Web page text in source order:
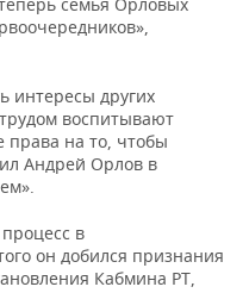
семья Орловых
интересы других
воспитывают
права на то, чтобы
Андрей Орлов в
в
он добился признания
Кабмина РТ,